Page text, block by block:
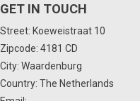
GET IN TOUCH
Street: Koeweistraat 10
Zipcode: 4181 CD
City: Waardenburg
Country: The Netherlands